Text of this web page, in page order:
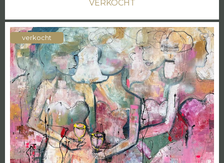
VERKOCHT
verkocht